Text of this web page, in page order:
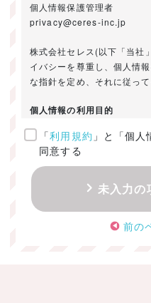
個人情報保護管理者
privacy@ceres-inc.jp
株式会社セレス(以下「当社
イバシーを尊重し、個人情
な指針を定め、それに従っ
個人情報の利用目的
ご提供いただきました個人
たします。
・お問い合わせに対する回
・当社のお客様向けサービ
・本人確認
・サービスの開発・改善の
「利用規約 」と「個
同意する
未入力の
前の